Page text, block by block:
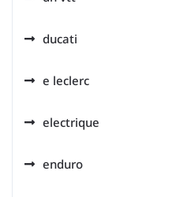
ducati
e leclerc
electrique
enduro